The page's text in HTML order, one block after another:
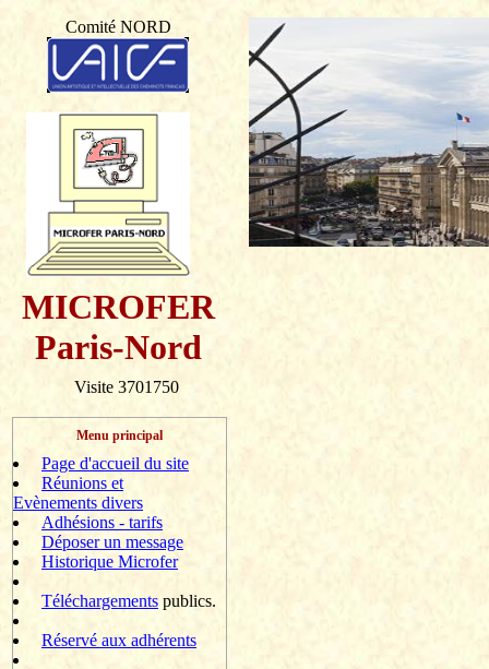
Comité NORD
MICROFER
Paris-Nord
Visite 3701750
Menu principal
Page d'accueil du site
Réunions et
Evènements divers
Adhésions - tarifs
Déposer un message
Historique Microfer
Téléchargements publics.
Réservé aux adhérents